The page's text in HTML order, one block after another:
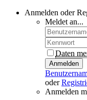
Anmelden oder
Meldet an...
Daten
Anmelden
oder
Anmelden